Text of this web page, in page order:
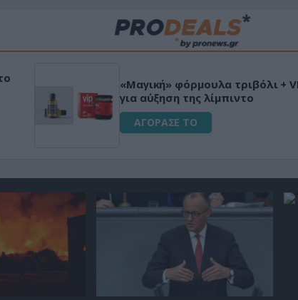
«Μαγική» φόρμουλα τριβόλι +
για αύξηση της λίμπιντο
ΑΓΟΡΑΣΕ ΤΟ